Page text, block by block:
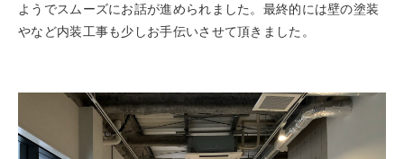
ようでスムーズにお話が進められました。最終的には壁の塗装
やなど内装工事も少しお手伝いさせて頂きました。